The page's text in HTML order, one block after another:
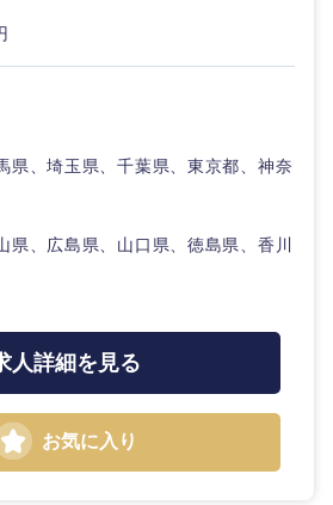
クタンク
刷
ント
所・監査法人
ーシング
県、埼玉県、千葉県、東京都、神奈
県、広島県、山口県、徳島県、香川
人詳細を見る
お気に入り